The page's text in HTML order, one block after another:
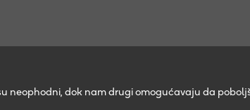
neophodni, dok nam drugi omogućavaju da